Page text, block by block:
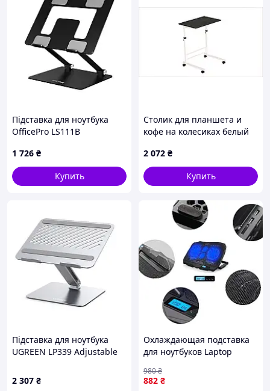
Підставка для ноутбука
OfficePro LS111B
1 726 ₴
Купить
Столик для планшета и
кофе на колесиках белый
2 072 ₴
Купить
Підставка для ноутбука
UGREEN LP339 Adjustable
40291)
2 307 ₴
Охлаждающая подставка
для ноутбуков Laptop
882 ₴
980₴